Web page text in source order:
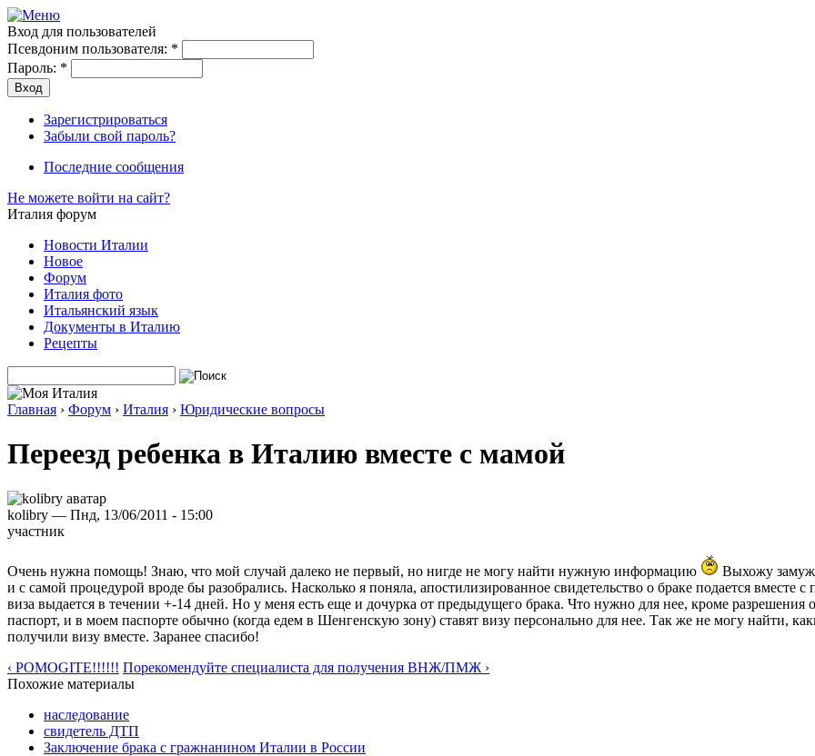
Вход для пользователей
Псевдоним пользователя: *
Пароль: *
Зарегистрироваться
Забыли свой пароль?
Последние сообщения
Не можете войти на сайт?
Италия форум
Новости Италии
Новое
Форум
Италия фото
Итальянский язык
Документы в Италию
Рецепты
Главная › Форум › Италия › Юридические вопросы
Переезд ребенка в Италию вместе с мамой
kolibry — Пнд, 13/06/2011 - 15:00
участник
Очень нужна помощь! Знаю, что мой случай далеко не первый, но нигде не могу найти нужную информацию
Выхожу замуж
и с самой процедурой вроде бы разобрались. Насколько я поняла, апостилизированное свидетельство о браке подается вместе
виза выдается в течении +-14 дней. Но у меня есть еще и дочурка от предыдущего брака. Что нужно для нее, кроме
паспорт, и в моем паспорте обычно (когда едем в Шенгенскую зону) ставят визу персонально для нее. Так же не могу найти,
получили визу вместе. Заранее спасибо!
‹ POMOGITE!!!!!! Порекомендуйте специалиста для получения ВНЖ/ПМЖ ›
Похожие материалы
наследование
свидетель ДТП
Заключение брака с гражнанином Италии в России